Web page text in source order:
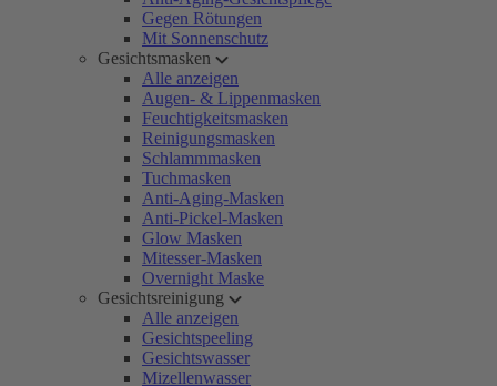
Gegen Rötungen
Mit Sonnenschutz
Gesichtsmasken
Alle anzeigen
Augen- & Lippenmasken
Feuchtigkeitsmasken
Reinigungsmasken
Schlammmasken
Tuchmasken
Anti-Aging-Masken
Anti-Pickel-Masken
Glow Masken
Mitesser-Masken
Overnight Maske
Gesichtsreinigung
Alle anzeigen
Gesichtspeeling
Gesichtswasser
Mizellenwasser